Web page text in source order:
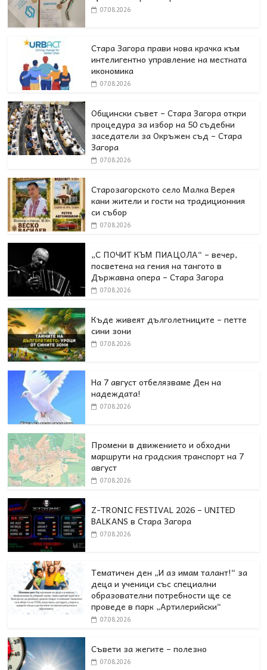
07.08.2026
Стара Загора прави нова крачка към
интелигентно управление на местната
икономика
07.08.2026
Общински съвет – Стара Загора откри
процедура за избор на 50 съдебни
заседатели за Окръжен съд – Стара
Загора
07.08.2026
Старозагорското село Малка Верея
кани жители и гости на традиционния
си събор
07.08.2026
„С ПОЧИТ КЪМ ПИАЦОЛА“ – вечер,
посветена на гения на тангото в
Държавна опера – Стара Загора
07.08.2026
Къде живеят дълголетниците – петте
сини зони
07.08.2026
На 7 август отбелязваме Ден на
надеждата!
07.08.2026
Промени в движението и обходни
маршрути на градския транспорт на 7
август
07.08.2026
Z-TRONIC FESTIVAL 2026 – UNITED
BALKANS в Стара Загора
07.08.2026
Тематичен ден „И аз имам талант!“ за
деца и ученици със специални
образователни потребности ще се
проведе в парк „Артилерийски“
07.08.2026
Съвети за жегите – полезно
07.08.2026